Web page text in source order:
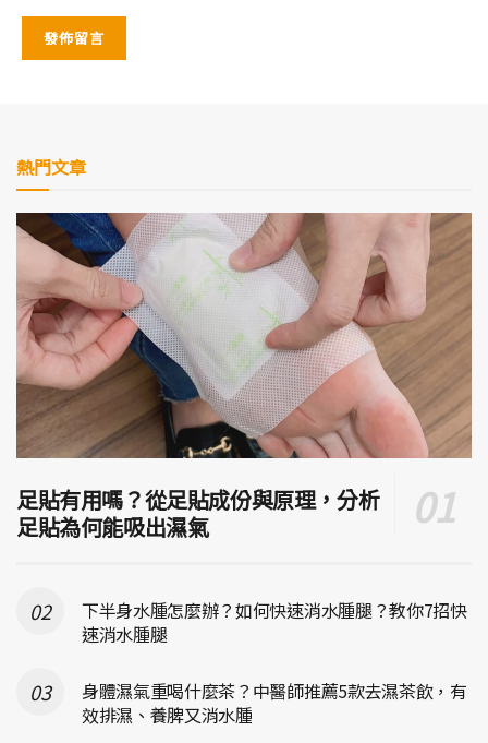
熱門文章
足貼有用嗎？從足貼成份與原理，分析
足貼為何能吸出濕氣
下半身水腫怎麼辦？如何快速消水腫腿？教你7招快
速消水腫腿
身體濕氣重喝什麼茶？中醫師推薦5款去濕茶飲，有
效排濕、養脾又消水腫